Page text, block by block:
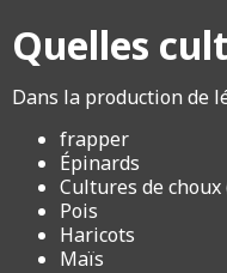
Quelles
Dans la production de
frapper
Épinards
Cultures de
Pois
Haricots
Maïs